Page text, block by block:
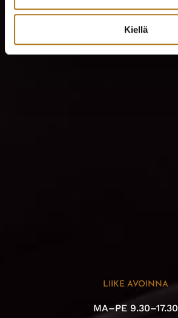
Kiellä
LIIKE AVOINNA
MA–PE 9.30–17.30